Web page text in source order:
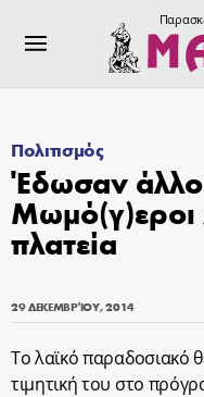
Πολιτισμός
Έδωσαν
πλατεία
29 ΔΕΚΕΜΒΡΊΟΥ, 2014
Το λαϊκό παραδοσιακό
τιμητική του στο